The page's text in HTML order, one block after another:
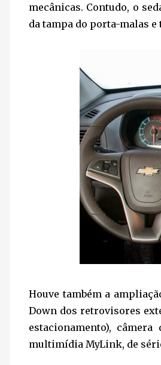
mecânicas. Contudo, o
da tampa do porta-malas
Houve também a
Down dos retrovisores
estacionamento),
multimídia MyLink, de